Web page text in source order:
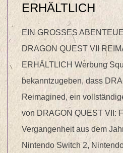
ERHÄLTLICH
EIN GROSSES
DRAGON QUEST VII
ERHÄLTLICH Werbung
bekanntzugeben, dass
Reimagined, ein
von DRAGON QUEST VII:
Vergangenheit aus dem
Nintendo Switch 2,